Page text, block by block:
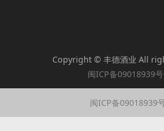
Copyright © 丰德酒业 All
闽ICP备09018939
闽ICP备09018939